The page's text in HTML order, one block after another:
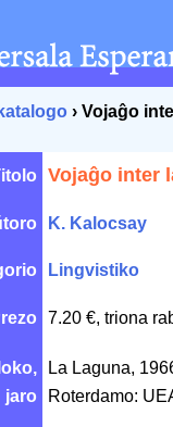
katalogo › Vojaĝo
Vojaĝo inter
K. Kalocsay
Lingvistiko
7.20 €, triona
jaro
La Laguna,
Roterdamo: